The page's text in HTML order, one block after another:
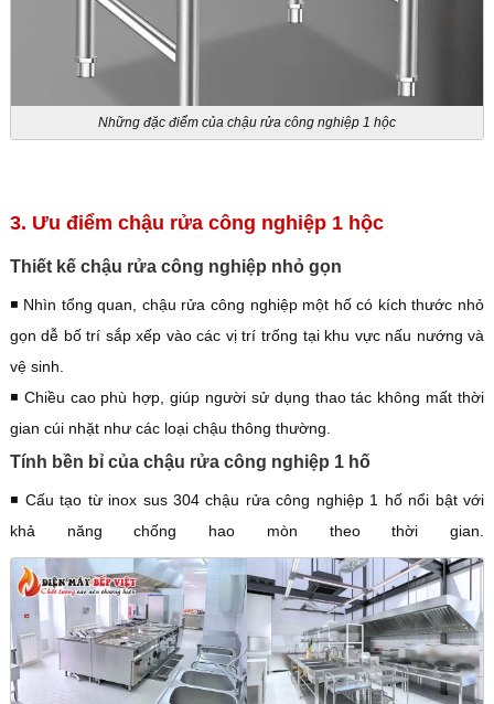
Những đặc điểm của chậu rửa công nghiệp 1 hộc
3. Ưu điểm chậu rửa công nghiệp 1 hộc
Thiết kế chậu rửa công nghiệp nhỏ gọn
◾️ Nhìn tổng quan, chậu rửa công nghiệp một hố có kích thước nhỏ
gọn dễ bố trí sắp xếp vào các vị trí trống tại khu vực nấu nướng và
vệ sinh.
◾️ Chiều cao phù hợp, giúp người sử dụng thao tác không mất thời
gian cúi nhặt như các loại chậu thông thường.
Tính bền bỉ của chậu rửa công nghiệp 1 hố
◾️ Cấu tạo từ inox sus 304 chậu rửa công nghiệp 1 hố nổi bật với
khả năng chống hao mòn theo thời gian.